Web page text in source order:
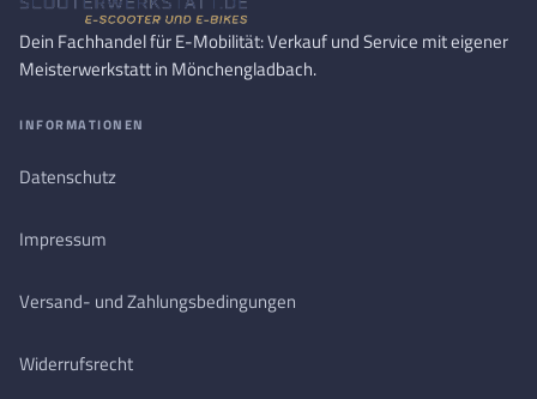
Dein Fachhandel für E-Mobilität: Verkauf und Service mit eigener
Meisterwerkstatt in Mönchengladbach.
INFORMATIONEN
Datenschutz
Impressum
Versand- und Zahlungsbedingungen
Widerrufsrecht